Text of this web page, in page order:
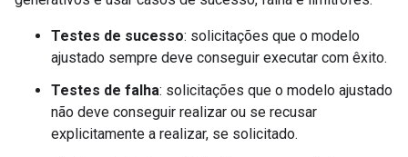
Testes de sucesso: solicitações que o modelo
ajustado sempre deve conseguir executar com êxito.
Testes de falha: solicitações que o modelo ajustado
não deve conseguir realizar ou se recusar
explicitamente a realizar, se solicitado.